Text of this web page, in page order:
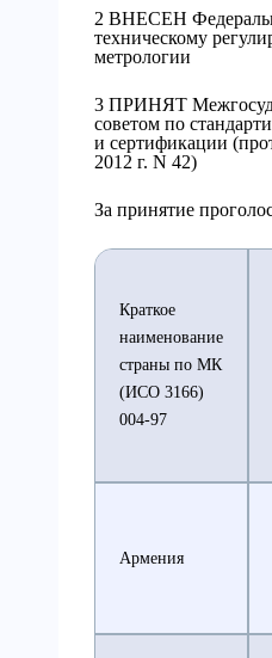
2 ВНЕСЕН
техническому
метрологии
3 ПРИНЯТ
советом по
и сертификации
2012 г. N 42)
За принятие
Краткое
наименование
страны по МК
(ИСО 3166)
004-97
Армения